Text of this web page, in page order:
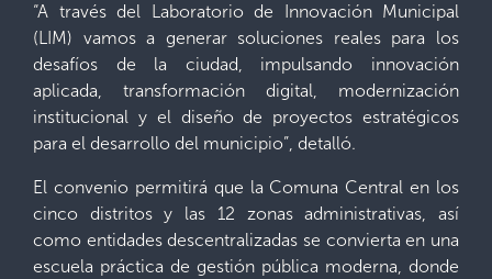
“A través del Laboratorio de Innovación Municipal
(LIM) vamos a generar soluciones reales para los
desafíos de la ciudad, impulsando innovación
aplicada, transformación digital, modernización
institucional y el diseño de proyectos estratégicos
para el desarrollo del municipio”, detalló.
El convenio permitirá que la Comuna Central en los
cinco distritos y las 12 zonas administrativas, así
como entidades descentralizadas se convierta en una
escuela práctica de gestión pública moderna, donde